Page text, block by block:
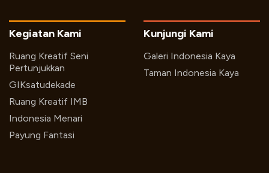
Kegiatan Kami
Ruang Kreatif Seni
Pertunjukkan
GIKsatudekade
Ruang Kreatif IMB
Indonesia Menari
Payung Fantasi
Kunjungi Kami
Galeri Indonesia Kaya
Taman Indonesia Kaya